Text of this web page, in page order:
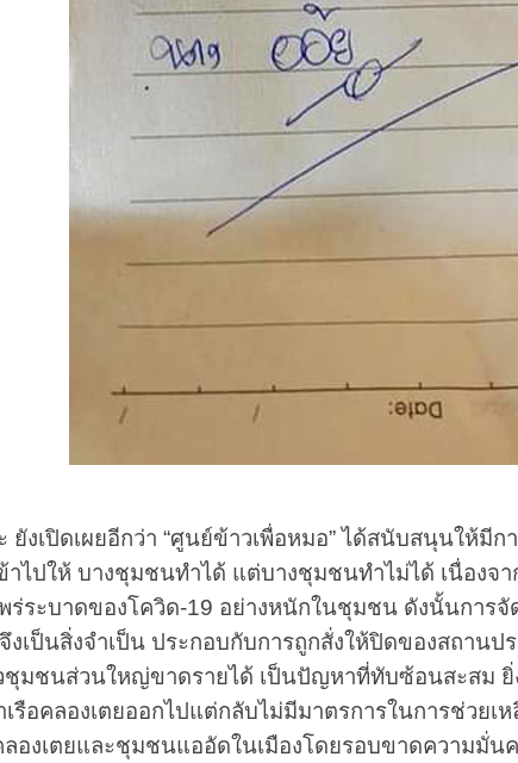
ดเผยอีกว่า “ศูนย์ข้าวเพื่อหมอ” ได้สนับสนุนให้มีก
าไปให้ บางชุมชนทำได้ แต่บางชุมชนทำไม่ได้ เนื่อง
ร่ระบาดของโควิด-19 อย่างหนักในชุมชน ดังนั้นการจั
เป็นสิ่งจำเป็น ประกอบกับการถูกสั่งให้ปิดของสถานป
ชุมชนส่วนใหญ่ขาดรายได้ เป็นปัญหาที่ทับซ้อนสะสม ยิ่
รือคลองเตยออกไปแต่กลับไม่มีมาตรการในการช่วย
องเตยและชุมชนแออัดในเมืองโดยรอบขาดความมั่น